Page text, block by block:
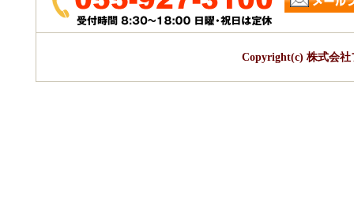
Copyright(c) 株式会